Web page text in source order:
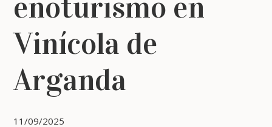
Vinícola de
Arganda
11/09/2025